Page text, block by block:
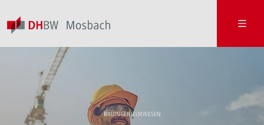
BAUINGENIEURWESEN